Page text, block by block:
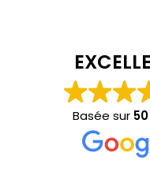
Basée sur